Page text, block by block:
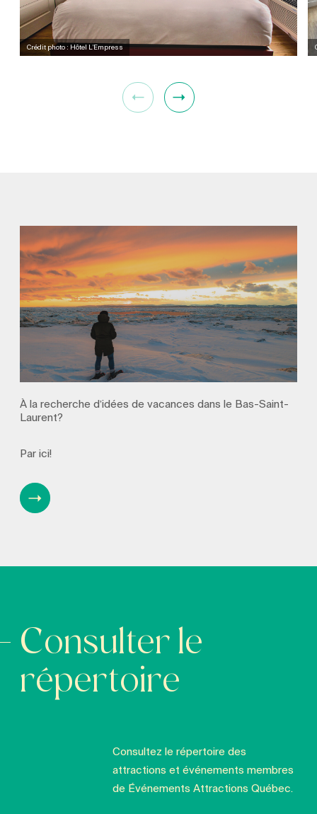
Crédit photo : Hôtel L’Empress
À la recherche d’idées de vacances dans le Bas-Saint-
Laurent?
Par ici!
Consulter le
répertoire
Consultez le répertoire des
attractions et événements membres
de Événements Attractions Québec.